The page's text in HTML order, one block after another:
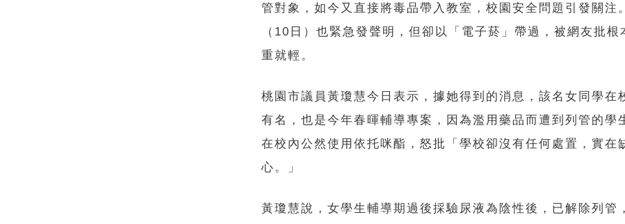
管對象，如今又直接將毒品帶入教室，校園安全問題引發關注
（10日）也緊急發聲明，但卻以「電子菸」帶過，被網友批根
重就輕。
桃園市議員黃瓊慧今日表示，據她得到的消息，該名女同學在
有名，也是今年春暉輔導專案，因為濫用藥品而遭到列管的學
在校內公然使用依托咪酯，怒批「學校卻沒有任何處置，實在
心。」
黃瓊慧說，女學生輔導期過後採驗尿液為陰性後，已解除列管